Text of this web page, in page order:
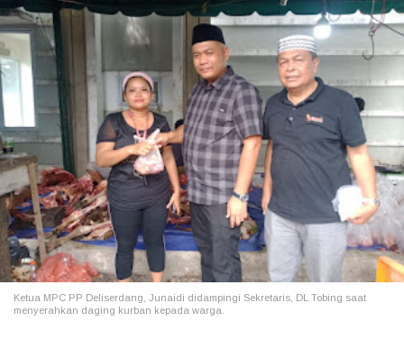
Ketua MPC PP Deliserdang, Junaidi didampingi Sekretaris, DL Tobing saat
menyerahkan daging kurban kepada warga.